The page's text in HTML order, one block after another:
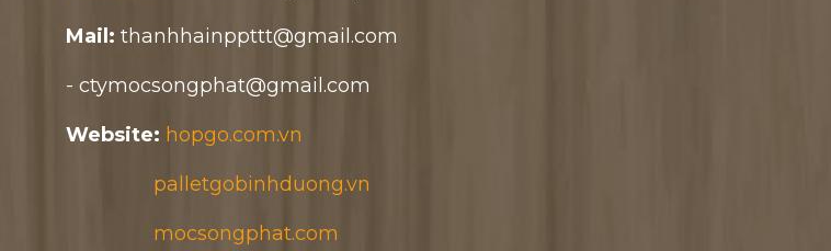
HỘP GỖ TẾT 2026 - MSP 284
Mail: thanhhainppttt@gmail.com
- ctymocsongphat@gmail.com
Website: hopgo.com.vn
palletgobinhduong.vn
mocsongphat.com